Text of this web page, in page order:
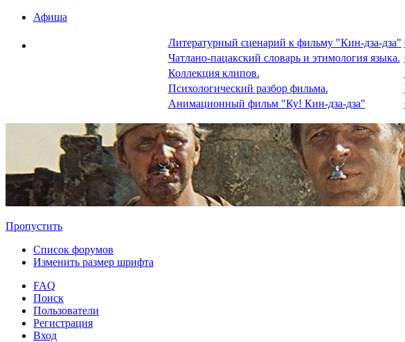
Афиша
Литературный сценарий к фильму "Кин-дза-дза"
Чатлано-пацакский словарь и этимология языка.
Коллекция клипов.
Психологический разбор фильма.
Анимационный фильм "Ку! Кин-дза-дза"
Пропустить
Список форумов
Изменить размер шрифта
FAQ
Поиск
Пользователи
Регистрация
Вход